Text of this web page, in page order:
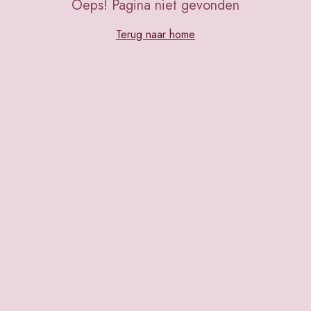
Oeps! Pagina niet gevonden
Terug naar home